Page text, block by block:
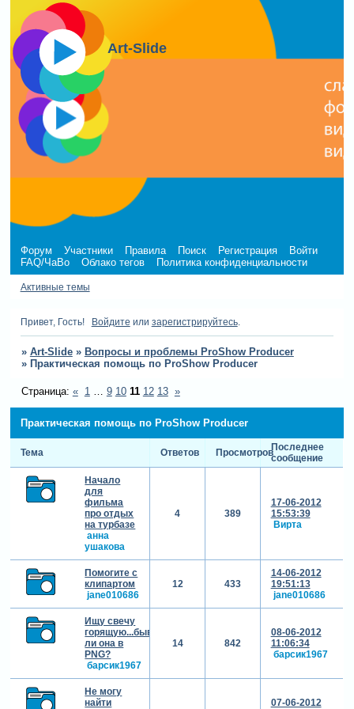
Art-Slide
Форум Участники Правила Поиск Регистрация
Войти
FAQ/ЧаВо
Облако тегов Политика конфиденциальности
Активные темы
Привет, Гость! Войдите или зарегистрируйтесь.
» Art-Slide » Вопросы и проблемы ProShow Producer
» Практическая помощь по ProShow Producer
Практическая помощь по ProShow Producer
Страница: « 1 … 9 10 11 12 13 »
Тема Ответов ПросмотровПоследнее
сообщение
Начало
для
фильма
про отдых
на турбазе
анна
ушакова
4 389
17-06-2012
15:53:39
Вирта
Помогите с
клипартом
jane010686
12 433
14-06-2012
19:51:13
jane010686
Ищу свечу
горящую...бывает
ли она в
PNG?
барсик1967
14 842
08-06-2012
11:06:34
барсик1967
Не могу
найти
07-06-2012